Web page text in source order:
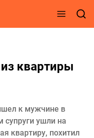
квартиры
к мужчине в
супруги ушли на
квартиру, похитил